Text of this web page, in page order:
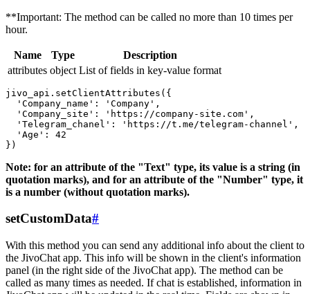
**Important: The method can be called no more than 10 times per
hour.
Name Type
Description
attributes object List of fields in key-value format
jivo_api.setClientAttributes({
  'Company_name': 'Company',
  'Company_site': 'https://company-site.com',
  'Telegram_chanel': 'https://t.me/telegram-channel',
  'Age': 42
Note: for an attribute of the "Text" type, its value is a string (in
quotation marks), and for an attribute of the "Number" type, it
is a number (without quotation marks).
setCustomData#
With this method you can send any additional info about the client to
the JivoChat app. This info will be shown in the client's information
panel (in the right side of the JivoChat app). The method can be
called as many times as needed. If chat is established, information in